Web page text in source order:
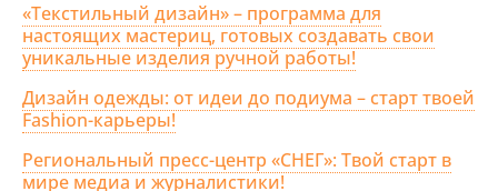
«Текстильный дизайн» – программа для
настоящих мастериц, готовых создавать свои
уникальные изделия ручной работы!
Дизайн одежды: от идеи до подиума – старт твоей
Fashion-карьеры!
Региональный пресс-центр «СНЕГ»: Твой старт в
мире медиа и журналистики!